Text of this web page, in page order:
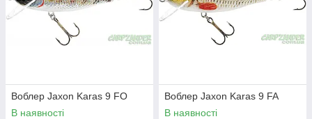
Воблер Jaxon Karas 9 FO
В наявності
Воблер Jaxon Karas 9 FA
В наявності